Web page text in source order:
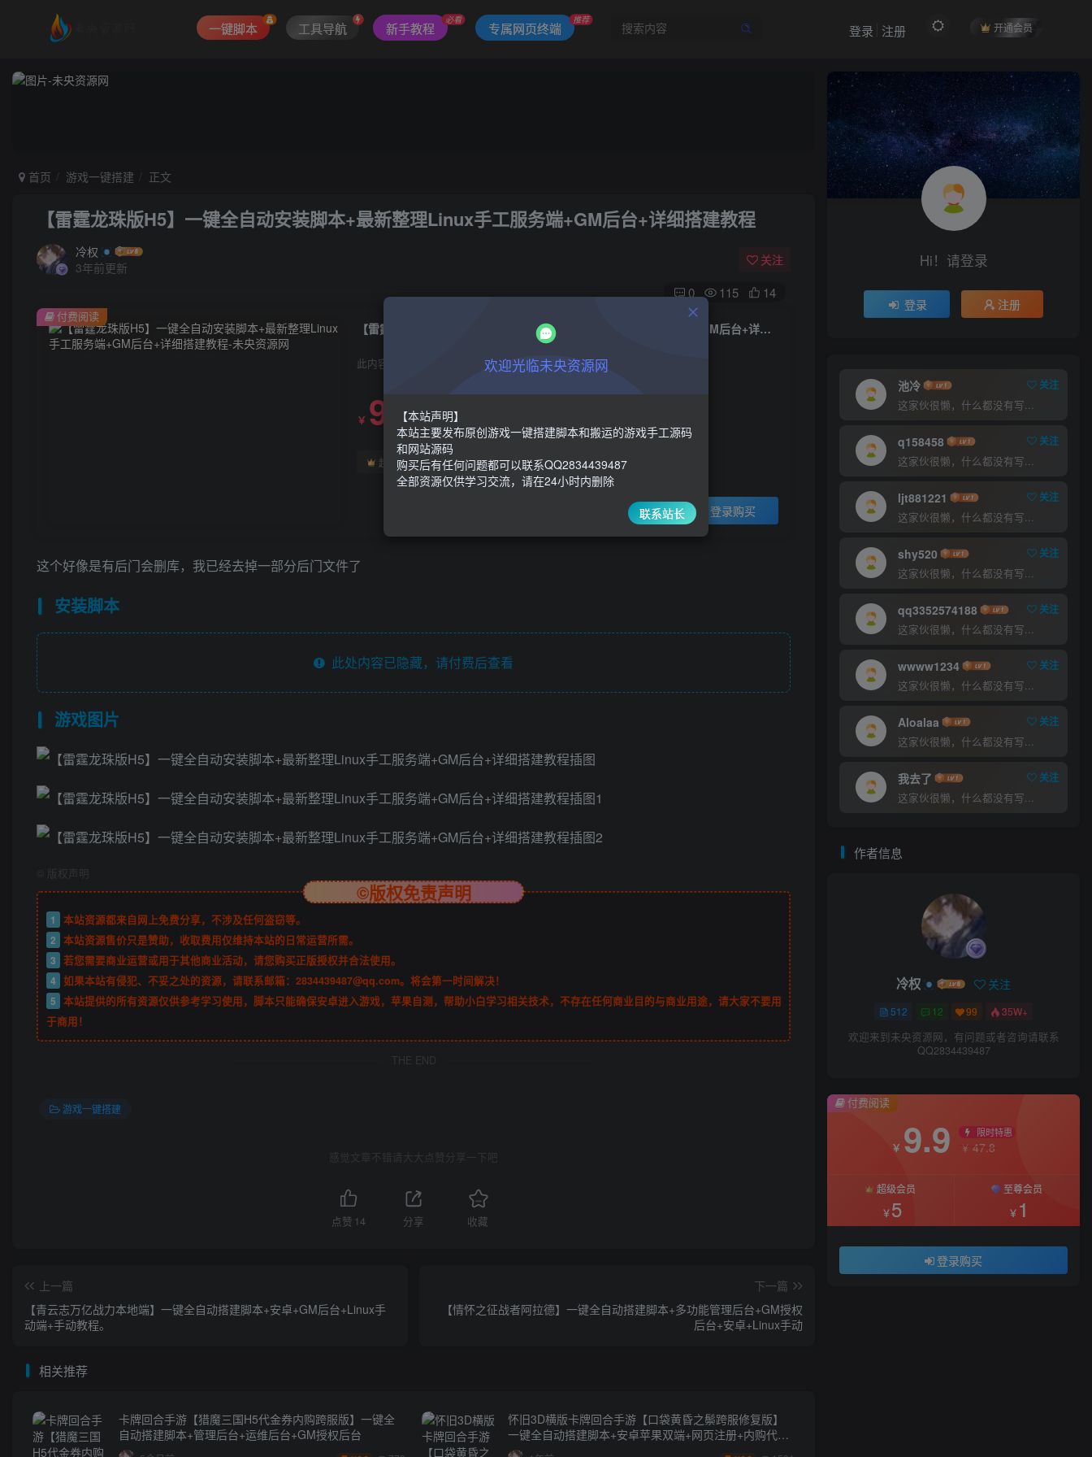
一键脚本 工具导航 新手教程
必看
专属网页终端
推荐
开通会员
登录 注册
首页 游戏一键搭建 正文
【雷霆龙珠版H5】一键全自动安装脚本+最新整理Linux手工服务端+GM后台+详细搭建教程
冷权
3年前更新
关注
0 115 14
【雷霆龙珠版H5】一键全自动安装脚本+最新整理Linux手工服务端+GM后台+详细搭建教程
此内容为付费阅读，请付费后查看
￥ 9.9 ￥47.8
超级会员 ￥5 至尊会员￥1
登录购买
付费阅读
这个好像是有后门会删库，我已经去掉一部分后门文件了
安装脚本
此处内容已隐藏，请付费后查看
游戏图片
版权声明
©版权免责声明
1
本站资源都来自网上免费分享，不涉及任何盗窃等。
2 本站资源售价只是赞助，收取费用仅维持本站的日常运营所需。
3 若您需要商业运营或用于其他商业活动，请您购买正版授权并合法使用。
4 如果本站有侵犯、不妥之处的资源，请联系邮箱：2834439487@qq.com。将会第一时间解决！
5 本站提供的所有资源仅供参考学习使用，脚本只能确保安卓进入游戏，苹果自测，帮助小白学习相关技术，不存在任何商业目的与商业用途，请大家不要用
于商用！
THE END
游戏一键搭建
感觉文章不错请大大点赞分享一下吧
点赞 14 分享 收藏
上一篇
【青云志万亿战力本地端】一键全自动搭建脚本+安卓+GM后台+Linux手
动端+手动教程。
下一篇
【情怀之征战者阿拉德】一键全自动搭建脚本+多功能管理后台+GM授权
后台+安卓+Linux手动
相关推荐
卡牌回合手游【猎魔三国H5代金券内购跨服版】一键全
自动搭建脚本+管理后台+运维后台+GM授权后台
怀旧3D横版卡牌回合手游【口袋黄昏之鬃跨服修复版】
一键全自动搭建脚本+安卓苹果双端+网页注册+内购代金
券充值+管理后台+GM授权后台
作者信息
欢迎来到未央资源网，有问题或者咨询请联系
9.9
￥
5 1
Hi！请登录
登录 注册
池冷
关注
这家伙很懒，什么都没有写...
q158458
关注
这家伙很懒，什么都没有写...
ljt881221
关注
这家伙很懒，什么都没有写...
shy520
关注
这家伙很懒，什么都没有写...
qq3352574188
关注
这家伙很懒，什么都没有写...
wwww1234
关注
这家伙很懒，什么都没有写...
Aloalaa
关注
这家伙很懒，什么都没有写...
我去了
关注
这家伙很懒，什么都没有写...
作者信息
冷权 关注
512 12 99 35W+
欢迎来到未央资源网，有问题或者咨询请联系
QQ2834439487
付费阅读
￥ 9.9 限时特惠
￥ 47.8
超级会员
￥5
至尊会员
￥ 1
登录购买
欢迎光临未央资源网
【本站声明】
本站主要发布原创游戏一键搭建脚本和搬运的游戏手工源码
和网站源码
购买后有任何问题都可以联系QQ2834439487
全部资源仅供学习交流，请在24小时内删除
联系站长